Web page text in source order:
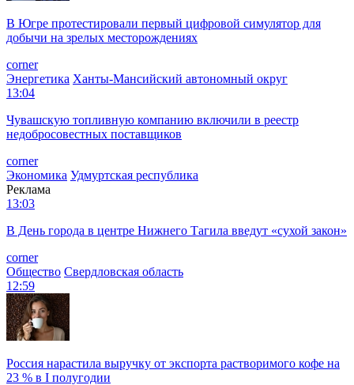
В Югре протестировали первый цифровой симулятор для
добычи на зрелых месторождениях
corner
Энергетика Ханты-Мансийский автономный округ
13:04
Чувашскую топливную компанию включили в реестр
недобросовестных поставщиков
corner
Экономика Удмуртская республика
Реклама
13:03
В День города в центре Нижнего Тагила введут «сухой закон»
corner
Общество Свердловская область
12:59
Россия нарастила выручку от экспорта растворимого кофе на
23 % в I полугодии